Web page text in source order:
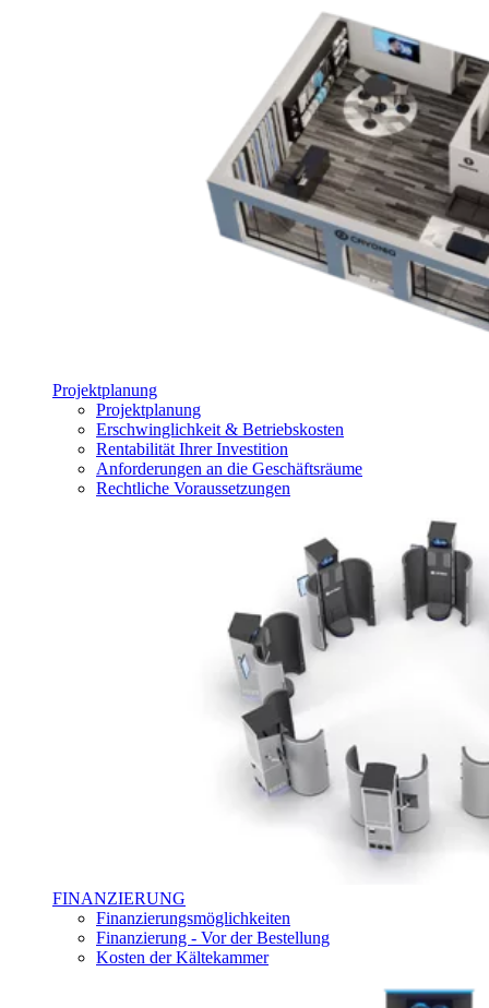
Projektplanung
Projektplanung
Erschwinglichkeit & Betriebskosten
Rentabilität Ihrer Investition
Anforderungen an die Geschäftsräume
Rechtliche Voraussetzungen
FINANZIERUNG
Finanzierungsmöglichkeiten
Finanzierung - Vor der Bestellung
Kosten der Kältekammer